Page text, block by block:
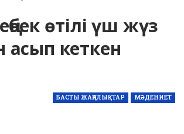
өтілі үш жүз
кеткен
БАСТЫ ЖАҢАЛЫҚТАР МӘДЕНИЕТ